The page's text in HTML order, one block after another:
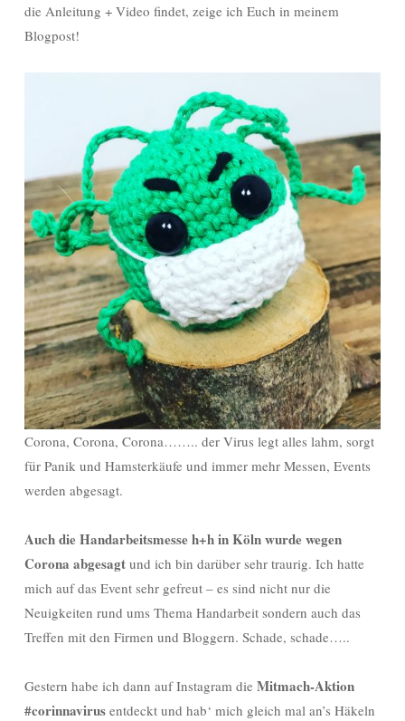
die Anleitung + Video findet, zeige ich Euch in meinem
Blogpost!
Corona, Corona, Corona…….. der Virus legt alles lahm, sorgt
für Panik und Hamsterkäufe und immer mehr Messen, Events
werden abgesagt.
Auch die Handarbeitsmesse h+h in Köln wurde wegen
Corona abgesagt und ich bin darüber sehr traurig. Ich hatte
mich auf das Event sehr gefreut – es sind nicht nur die
Neuigkeiten rund ums Thema Handarbeit sondern auch das
Treffen mit den Firmen und Bloggern. Schade, schade…..
Gestern habe ich dann auf Instagram die Mitmach-Aktion
#corinnavirus entdeckt und hab‘ mich gleich mal an’s Häkeln